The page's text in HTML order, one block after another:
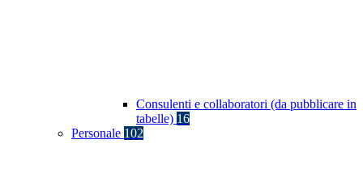
Consulenti e collaboratori (da pubblicare in
tabelle) 16
Personale 102